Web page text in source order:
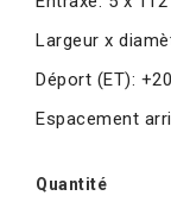
Largeur x
Déport (ET):
Espacement
Quantité